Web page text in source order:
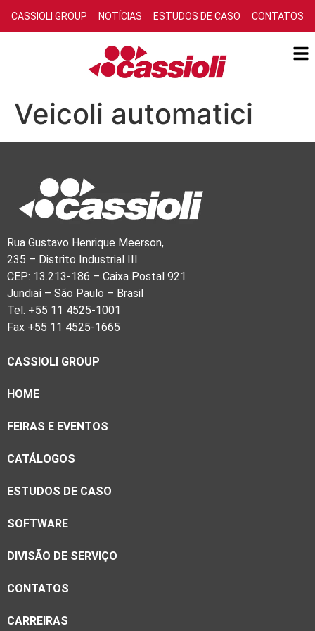
CASSIOLI GROUP NOTÍCIAS ESTUDOS DE CASO CONTATOS
Veicoli automatici
Rua Gustavo Henrique Meerson,
235 – Distrito Industrial III
CEP: 13.213-186 – Caixa Postal 921
Jundiaí – São Paulo – Brasil
Tel. +55 11 4525-1001
Fax +55 11 4525-1665
CASSIOLI GROUP
HOME
FEIRAS E EVENTOS
CATÁLOGOS
ESTUDOS DE CASO
SOFTWARE
DIVISÃO DE SERVIÇO
CONTATOS
CARREIRAS